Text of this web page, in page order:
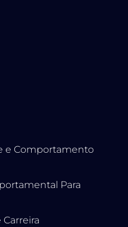
e Comportamento
Para